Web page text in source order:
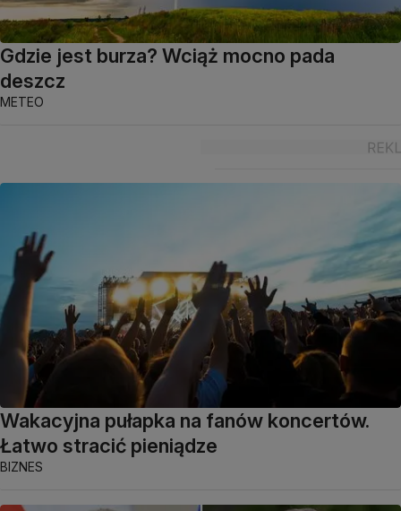
Gdzie jest burza? Wciąż mocno pada
deszcz
METEO
Wakacyjna pułapka na fanów koncertów.
Łatwo stracić pieniądze
BIZNES